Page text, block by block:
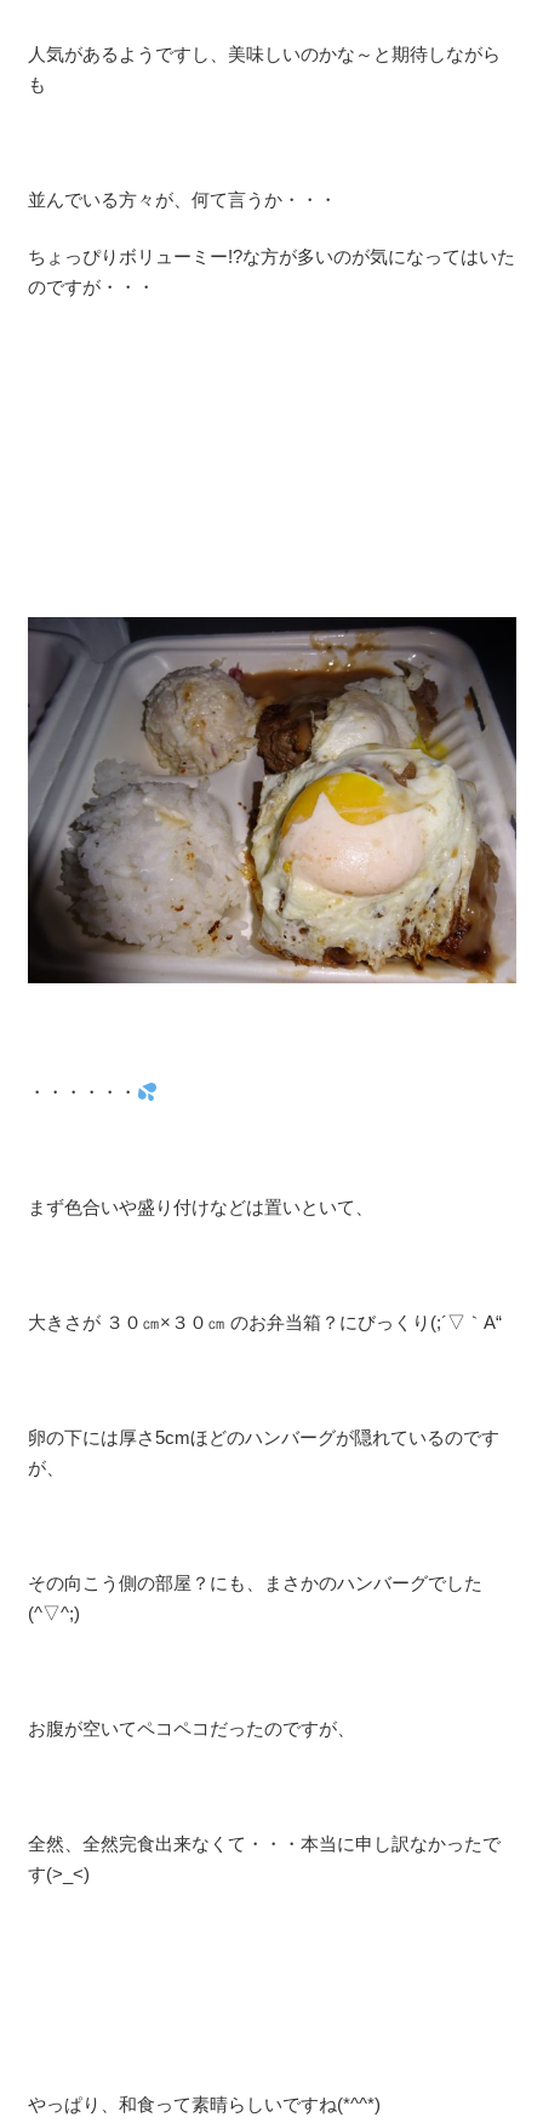
人気があるようですし、美味しいのかな～と期待しながら
も
並んでいる方々が、何て言うか・・・
ちょっぴりボリューミー!?な方が多いのが気になってはいた
のですが・・・
・・・・・・
まず色合いや盛り付けなどは置いといて、
大きさが ３０㎝×３０㎝ のお弁当箱？にびっくり(;´▽｀A“
卵の下には厚さ5cmほどのハンバーグが隠れているのです
が、
その向こう側の部屋？にも、まさかのハンバーグでした
(^▽^;)
お腹が空いてペコペコだったのですが、
全然、全然完食出来なくて・・・本当に申し訳なかったで
す(>_<)
やっぱり、和食って素晴らしいですね(*^^*)